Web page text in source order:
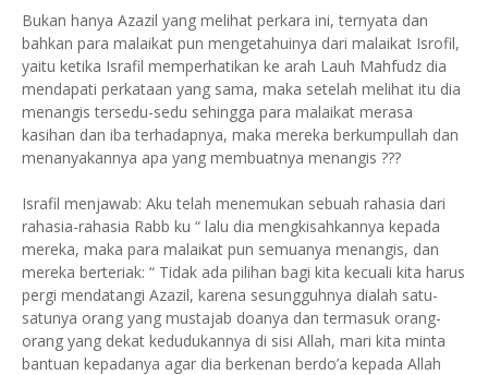
Bukan hanya Azazil yang melihat perkara ini, ternyata dan
bahkan para malaikat pun mengetahuinya dari malaikat Isrofil,
yaitu ketika Israfil memperhatikan ke arah Lauh Mahfudz dia
mendapati perkataan yang sama, maka setelah melihat itu dia
menangis tersedu-sedu sehingga para malaikat merasa
kasihan dan iba terhadapnya, maka mereka berkumpullah dan
menanyakannya apa yang membuatnya menangis ???
Israfil menjawab: Aku telah menemukan sebuah rahasia dari
rahasia-rahasia Rabb ku “ lalu dia mengkisahkannya kepada
mereka, maka para malaikat pun semuanya menangis, dan
mereka berteriak: “ Tidak ada pilihan bagi kita kecuali kita harus
pergi mendatangi Azazil, karena sesungguhnya dialah satu-
satunya orang yang mustajab doanya dan termasuk orang-
orang yang dekat kedudukannya di sisi Allah, mari kita minta
bantuan kepadanya agar dia berkenan berdo’a kepada Allah